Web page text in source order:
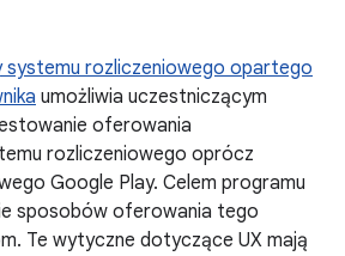
rozliczeniowego opartego
umożliwia uczestniczącym
oferowania
rozliczeniowego oprócz
Google Play. Celem programu
sposobów oferowania tego
Te wytyczne dotyczące UX mają